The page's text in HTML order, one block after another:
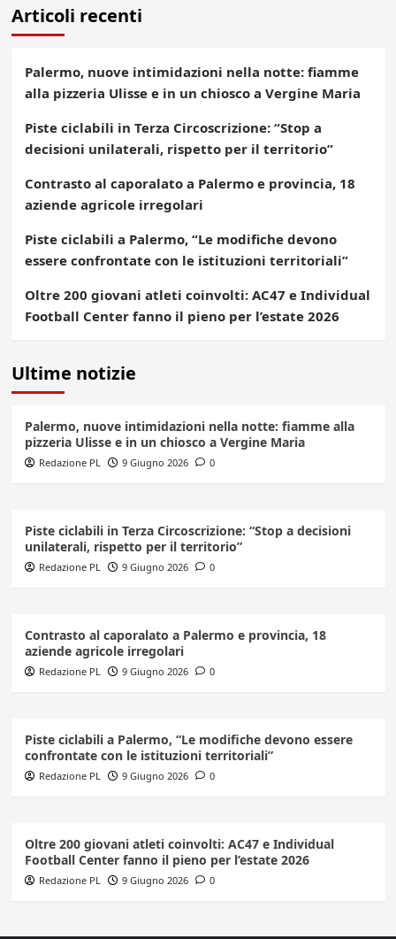
Articoli recenti
Palermo, nuove intimidazioni nella notte: fiamme
alla pizzeria Ulisse e in un chiosco a Vergine Maria
Piste ciclabili in Terza Circoscrizione: “Stop a
decisioni unilaterali, rispetto per il territorio”
Contrasto al caporalato a Palermo e provincia, 18
aziende agricole irregolari
Piste ciclabili a Palermo, “Le modifiche devono
essere confrontate con le istituzioni territoriali”
Oltre 200 giovani atleti coinvolti: AC47 e Individual
Football Center fanno il pieno per l’estate 2026
Ultime notizie
Palermo, nuove intimidazioni nella notte: fiamme alla
pizzeria Ulisse e in un chiosco a Vergine Maria
Redazione PL 9 Giugno 2026 0
Piste ciclabili in Terza Circoscrizione: “Stop a decisioni
unilaterali, rispetto per il territorio”
Redazione PL 9 Giugno 2026 0
Contrasto al caporalato a Palermo e provincia, 18
aziende agricole irregolari
Redazione PL 9 Giugno 2026 0
Piste ciclabili a Palermo, “Le modifiche devono essere
confrontate con le istituzioni territoriali”
Redazione PL 9 Giugno 2026 0
Oltre 200 giovani atleti coinvolti: AC47 e Individual
Football Center fanno il pieno per l’estate 2026
Redazione PL 9 Giugno 2026 0